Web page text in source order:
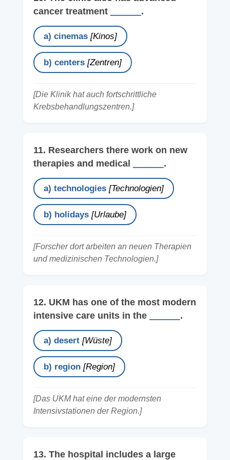
cancer treatment
.
a) cinemas [Kinos]
b) centers [Zentren]
[Die Klinik hat auch fortschrittliche
Krebsbehandlungszentren.]
11. Researchers there work on new
therapies and medical
.
a) technologies [Technologien]
b) holidays [Urlaube]
[Forscher dort arbeiten an neuen Therapien
und medizinischen Technologien.]
12. UKM has one of the most modern
intensive care units in the
.
a) desert [Wüste]
b) region [Region]
[Das UKM hat eine der modernsten
Intensivstationen der Region.]
13. The hospital includes a large